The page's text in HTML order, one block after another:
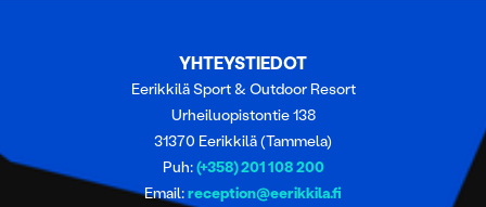
YHTEYSTIEDOT
Eerikkilä Sport & Outdoor Resort
Urheiluopistontie 138
31370 Eerikkilä (Tammela)
Puh:(+358) 201 108 200
Email:reception@eerikkila.fi